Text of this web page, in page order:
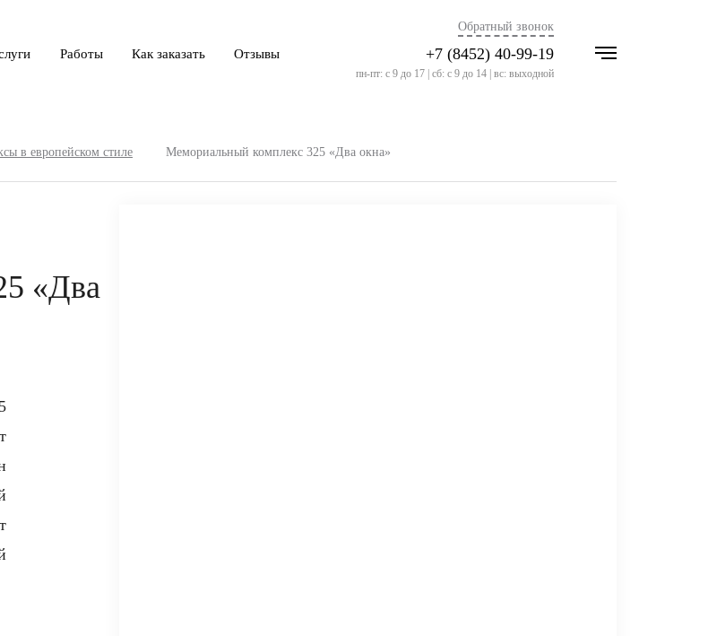
пн-пт: с 9 до 17 | сб: с 9 до 14 | вс: выходной
Работы Как заказать Отзывы
Обратный звонок
+7 (8452) 40-99-19
в европейском стиле Мемориальный комплекс 325 «Два окна»
«Два